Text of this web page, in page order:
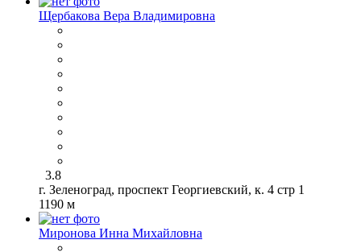
Щербакова Вера Владимировна
3.8
г. Зеленоград, проспект Георгиевский, к. 4 стр 1
1190 м
Миронова Инна Михайловна